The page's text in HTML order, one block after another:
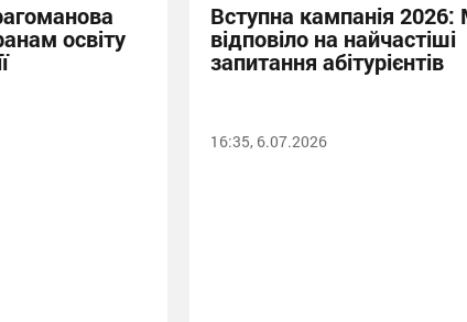
освіту
Вступна кампанія
відповіло на найчастіші
запитання абітурієнтів
16:35, 6.07.2026